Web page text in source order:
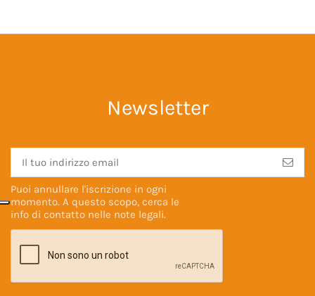
Newsletter
Puoi annullare l'iscrizione in ogni
momento. A questo scopo, cerca le
info di contatto nelle note legali.